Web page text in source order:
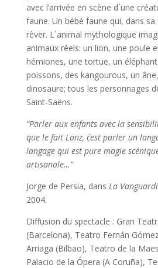
avec l’arrivée en scène d´une
faune. Un bébé faune qui, dans
rêver. L´animal mythologique
animaux réels: un lion, une poule
hémiones, une tortue, un
poissons, des kangourous, un
dinosaure; tous les personnages
Saint-Saëns.
“Parler aux enfants avec la
que le fait Lanz, cest parler un
langage qui est pure magie scé
artisanale…”
Jorge de Persia, dans La
2004.
Diffusion du spectacle : Gran
(Barcelona), Teatro Fernán
Arriaga (Bilbao), Teatro de la
Palacio de la Ópera (A Coruña),